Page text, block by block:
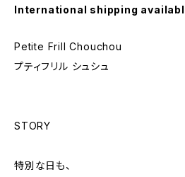
International shipping
Petite Frill Chouchou
プティフリル シュシュ
STORY
特別な日も、